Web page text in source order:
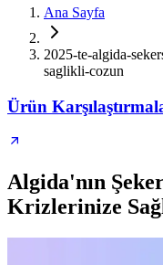
Ana Sayfa
2025-te-algida-
saglikli-cozun
Ürün
Algida'nın
Krizlerinize